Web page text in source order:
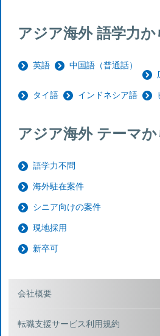
アジア海外 語学力か
英語
中国語（普通話）
タイ語 インドネシア語
アジア海外 テーマ
語学力不問
海外駐在案件
シニア向けの案件
現地採用
新卒可
会社概要
転職支援サービス利用規約